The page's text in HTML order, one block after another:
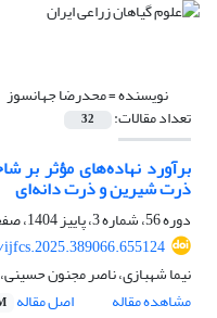
نویسنده =محدرضا جهانسوز
تعداد مقالات: 32
برآورد نهاده‌های مؤثر
ذرت شیرین و ذرت دانه‌ای
دوره 56، شماره 3، پاییز 1404، صفحه
نیما شهبازی، ناصر مجنون
مشاهده مقاله
اصل مقاله